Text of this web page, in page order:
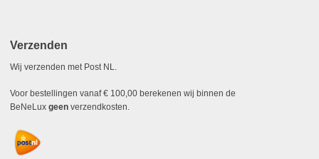
Verzenden
Wij verzenden met Post NL.
Voor bestellingen vanaf € 100,00 berekenen wij binnen de
BeNeLux geenverzendkosten.